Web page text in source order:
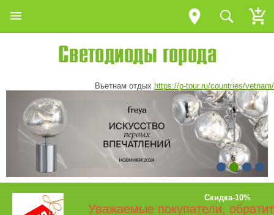
Вьетнам отдых https://p-tour.ru/countries/vetnam/
Скидка-10%
Уважаемые покупатели,